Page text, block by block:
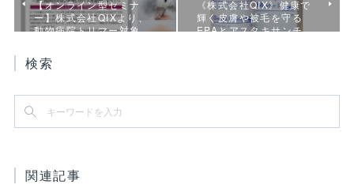
【オンライン型セミナ
ー】株式会社QIXより、
動物病院トリマー対象…
《株式会社QIX》健康で
輝く皮膚や被毛を守る
EPAとアスタキサンチ…
検索
関連記事